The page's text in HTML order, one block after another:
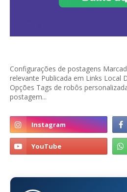
Configurações de postagens
relevante Publicada em Links Local
Opções Tags de robôs
postagem...